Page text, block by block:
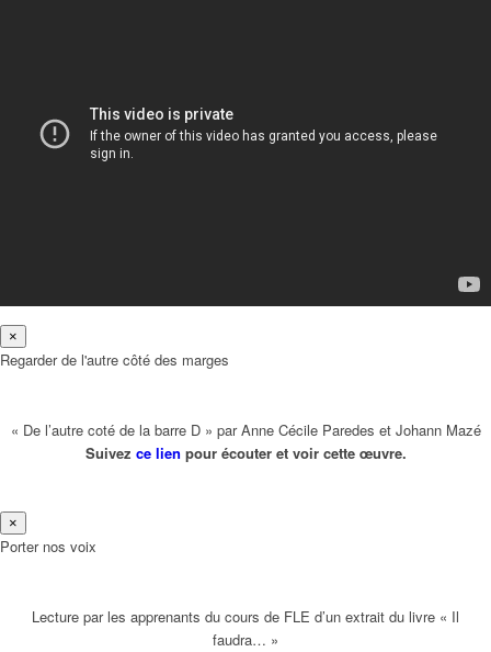
×
Regarder de l'autre côté des marges
« De l’autre coté de la barre D » par Anne Cécile Paredes et Johann Mazé
Suivez ce lien pour écouter et voir cette œuvre.
×
Porter nos voix
Lecture par les apprenants du cours de FLE d’un extrait du livre « Il
faudra… »